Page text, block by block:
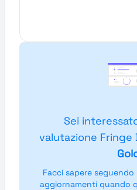
Sei
valutazione
Facci sapere
aggiornamenti quando